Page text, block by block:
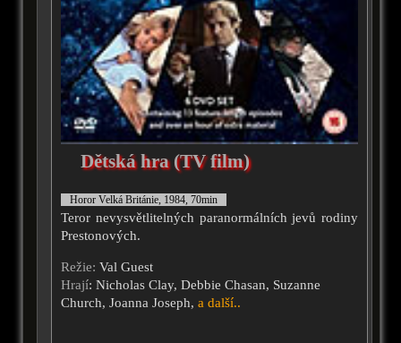
Dětská hra (TV film)
Horor Velká Británie, 1984, 70min
Teror nevysvětlitelných paranormálních jevů rodiny
Prestonových.
Režie: Val Guest
Hrají: Nicholas Clay, Debbie Chasan, Suzanne
Church, Joanna Joseph, a další..